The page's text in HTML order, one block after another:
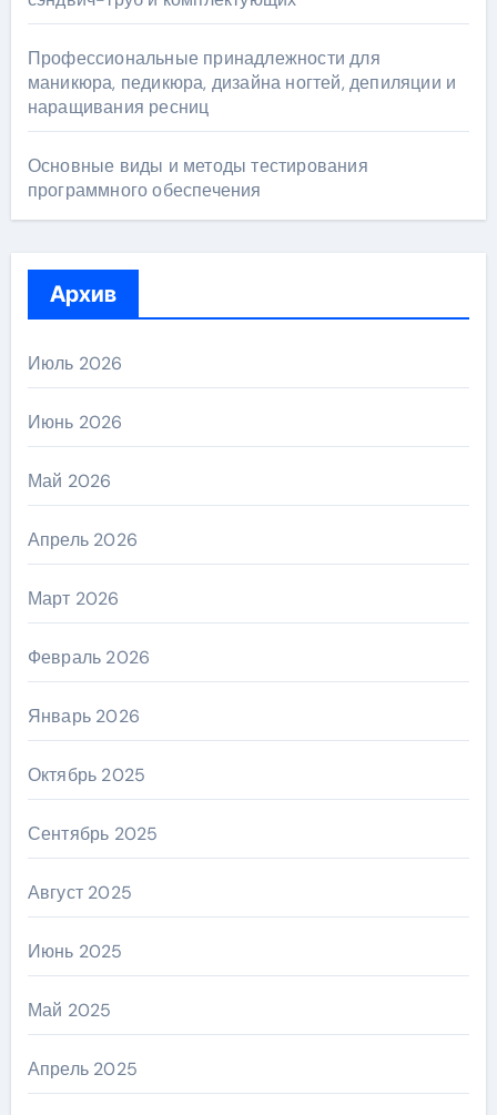
Профессиональные принадлежности для
маникюра, педикюра, дизайна ногтей, депиляции и
наращивания ресниц
Основные виды и методы тестирования
программного обеспечения
Архив
Июль 2026
Июнь 2026
Май 2026
Апрель 2026
Март 2026
Февраль 2026
Январь 2026
Октябрь 2025
Сентябрь 2025
Август 2025
Июнь 2025
Май 2025
Апрель 2025